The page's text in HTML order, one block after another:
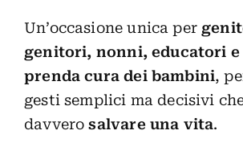
Un’occasione unica per
genitori, nonni, educatori e
prenda cura dei bambini,
gesti semplici ma decisivi
davverosalvare una vita.